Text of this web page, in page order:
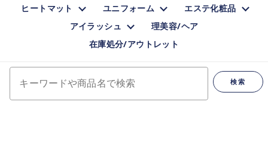
ヒートマット
ユニフォーム
エステ化粧品
アイラッシュ
理美容/ヘア
在庫処分/アウトレット
検索